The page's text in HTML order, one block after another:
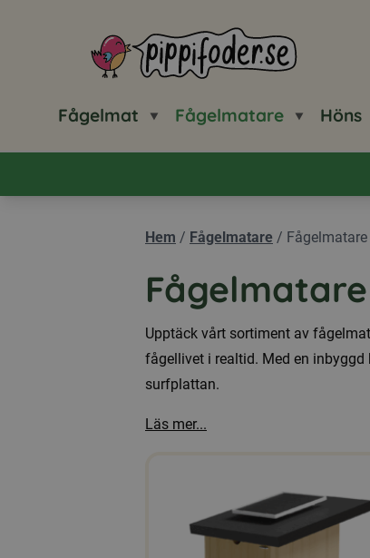
Pippifoder logotyp
Fågelmat Fågelmatare Höns
Hem / Fågelmatare /
Upptäck vårt sortiment av
fågellivet i realtid. Med en
surfplattan.
Läs mer...